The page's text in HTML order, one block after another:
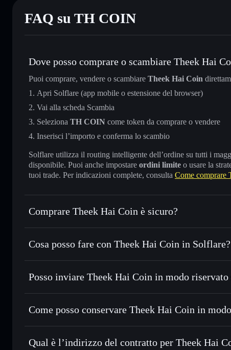
FAQ su TH COIN
Dove posso comprare o scambiare Theek Hai
Puoi comprare, vendere o scambiare Theek Hai Coin
Apri Solflare (app mobile o estensione del browser)
Vai alla scheda Scambia
Seleziona TH COIN come token da comprare o vendere
Inserisci l’importo e conferma lo scambio
Solflare utilizza il routing intelligente dell’ordine su tutti i
disponibile. Puoi anche impostare ordini limite o usare la
tuoi trade. Per indicazioni complete, consulta Come comprare
Comprare Theek Hai Coin è sicuro?
Theek Hai Coin non è verificato
Cosa posso fare con Theek Hai Coin in Solflare?
Theek Hai Coin
wallet Solflare
Scambiare istantaneamente — scambia TH COIN in SOL,
Usare il DCA— applica la strategia dollar-cost average su
Inviare in modo riservato— trasferisci TH COIN senza
privacy incorporato di Solflare
Posso inviare Theek Hai Coin in modo riservato
Aggregatore di privacy
Come posso conservare Theek Hai Coin in
Theek Hai Coin
Qual è l’indirizzo del contratto per Theek Hai